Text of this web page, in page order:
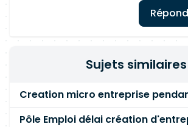
Sujets similaires
Pôle Emploi délai création